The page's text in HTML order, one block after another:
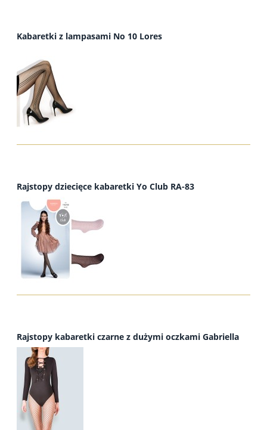
Kabaretki z lampasami No 10 Lores
Rajstopy dziecięce kabaretki Yo Club RA-83
Rajstopy kabaretki czarne z dużymi oczkami Gabriella